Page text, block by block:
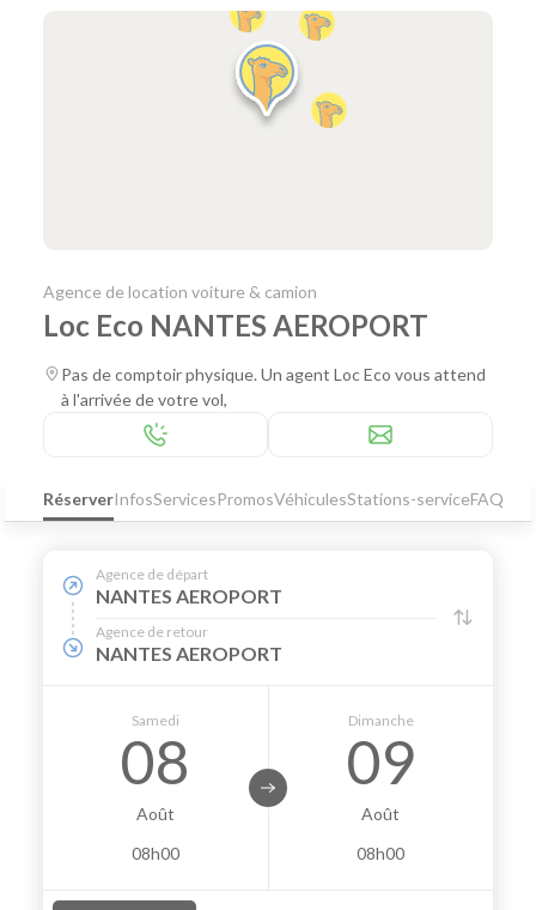
Agence de location voiture & camion
Loc Eco NANTES AEROPORT
Pas de comptoir physique. Un agent Loc Eco vous attend
à l'arrivée de votre vol,
RéserverInfosServicesPromosVéhiculesStations-serviceFAQ
Agence de départ
NANTES AEROPORT
Agence de retour
NANTES AEROPORT
Samedi
08
Août
08h00
Dimanche
09
Août
08h00